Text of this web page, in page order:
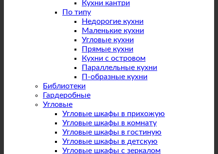
Кухни кантри
По типу
Недорогие кухни
Маленькие кухни
Угловые кухни
Прямые кухни
Кухни с островом
Параллельные кухни
П-образные кухни
Библиотеки
Гардеробные
Угловые
Угловые шкафы в прихожую
Угловые шкафы в комнату
Угловые шкафы в гостиную
Угловые шкафы в детскую
Угловые шкафы с зеркалом